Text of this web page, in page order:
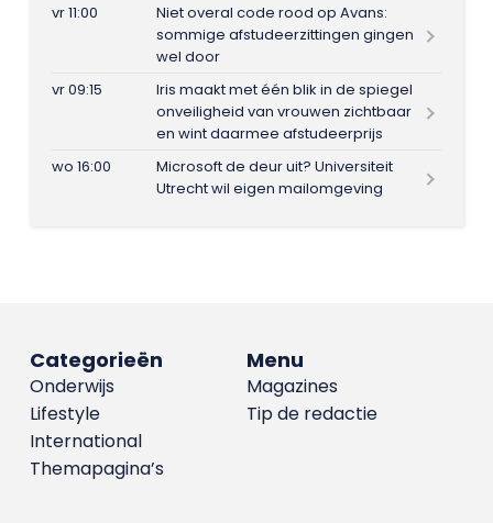
vr 11:00
Niet overal code rood op Avans:
sommige afstudeerzittingen gingen
wel door
vr 09:15
Iris maakt met één blik in de spiegel
onveiligheid van vrouwen zichtbaar
en wint daarmee afstudeerprijs
wo 16:00
Microsoft de deur uit? Universiteit
Utrecht wil eigen mailomgeving
Menu
Magazines
Tip de redactie
Categorieën
Onderwijs
Lifestyle
International
Themapagina’s